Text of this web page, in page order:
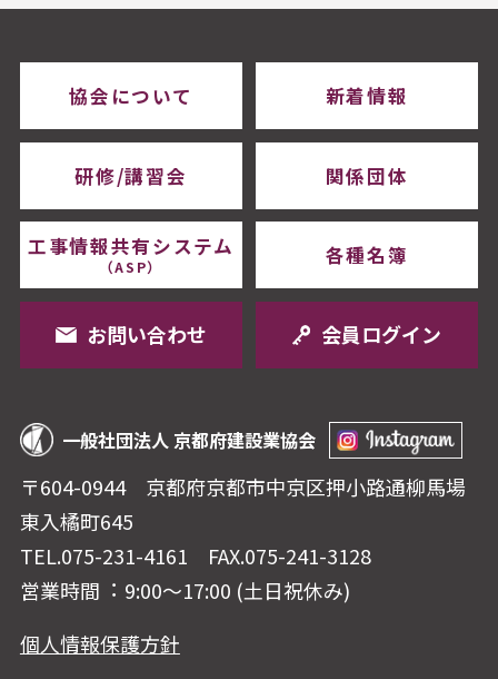
協会について 新着情報
研修/講習会 関係団体
工事情報共有システム
（ASP） 各種名簿
会員ログイン
お問い合わせ
一般社団法人 京都府建設業協会
〒604-0944 京都府京都市中京区押⼩路通柳⾺場
東⼊橘町645
TEL.075-231-4161 FAX.075-241-3128
営業時間︓ 9:00〜17:00 (⼟⽇祝休み)
個人情報保護方針